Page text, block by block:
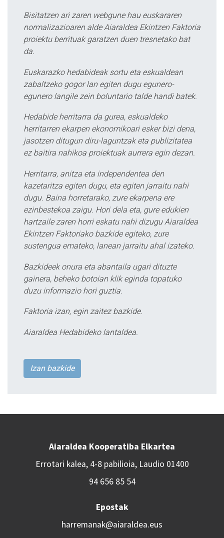
Bisitatzen ari zaren webgune hau euskararen
normalizazioaren alde Aiaraldea Ekintzen Faktoria
proiektu berrituak garatzen duen tresnetako bat
da.
Euskarazko hedabideak sortu eta eskualdean
zabaltzeko gogor lan egiten dugu egunero-
egunero langile zein boluntario talde handi batek.
Hedabide herritarra da gurea, eskualdeko
herritarren ekarpen ekonomikoari esker bizi dena,
jasotzen ditugun diru-laguntzak eta publizitatea
ez baitira nahikoa proiektuak aurrera egin dezan.
Herritarra, anitza eta independentea den
kazetaritza egiten dugu, eta egiten jarraitu nahi
dugu. Baina horretarako, zure ekarpena ere
ezinbestekoa zaigu. Hori dela eta, gure edukien
hartzaile zaren horri eskatu nahi dizugu Aiaraldea
Ekintzen Faktoriako bazkide egiteko, zure
sustengua emateko, lanean jarraitu ahal izateko.
Bazkideek onura eta abantaila ugari dituzte
gainera, beheko botoian klik eginda topatuko
duzu informazio hori guztia.
Faktoria izan, egin zaitez bazkide.
Aiaraldea Hedabideko lantaldea.
Izan bazkide
Aiaraldea Kooperatiba Elkartea
Errotari kalea, 4-8 pabilioia, Laudio 01400
94 656 85 54
Epostak
harremanak@aiaraldea.eus